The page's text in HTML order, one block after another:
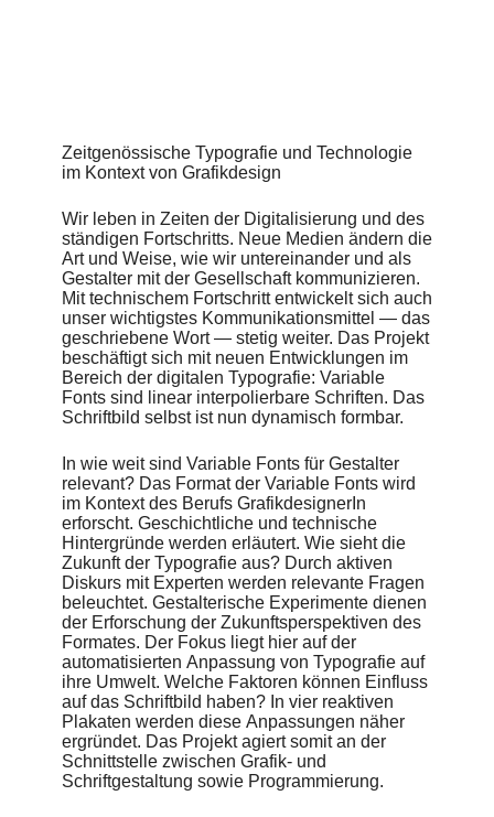
Bachelor-Arbeit an der Fachhochschule Aachen,
Schwerpunkt Typografie, Wintersemester 2019.
Designer
Lisa Reckeweg
Betreuer
Prof. Dipl. Des. Eva Kubinyi
Zweitprüfer
Robin Coenen
Zeitgenössische Typografie und Technologie
im Kontext von Grafikdesign
Wir leben in Zeiten der Digitalisierung und des
ständigen Fortschritts. Neue Medien ändern die
Art und Weise, wie wir untereinander und als
Gestalter mit der Gesellschaft kommunizieren.
Mit technischem Fortschritt entwickelt sich auch
unser wichtigstes Kommunikationsmittel — das
geschriebene Wort — stetig weiter. Das Projekt
beschäftigt sich mit neuen Entwicklungen im
Bereich der digitalen Typografie: Variable
Fonts sind linear interpolierbare Schriften. Das
Schriftbild selbst ist nun dynamisch formbar.
In wie weit sind Variable Fonts für Gestalter
relevant? Das Format der Variable Fonts wird
im Kontext des Berufs GrafikdesignerIn
erforscht. Geschichtliche und technische
Hintergründe werden erläutert. Wie sieht die
Zukunft der Typografie aus? Durch aktiven
Diskurs mit Experten werden relevante Fragen
beleuchtet. Gestalterische Experimente dienen
der Erforschung der Zukunftsperspektiven des
Formates. Der Fokus liegt hier auf der
automatisierten Anpassung von Typografie auf
ihre Umwelt. Welche Faktoren können Einfluss
auf das Schriftbild haben? In vier reaktiven
Plakaten werden diese Anpassungen näher
ergründet. Das Projekt agiert somit an der
Schnittstelle zwischen Grafik- und
Schriftgestaltung sowie Programmierung.